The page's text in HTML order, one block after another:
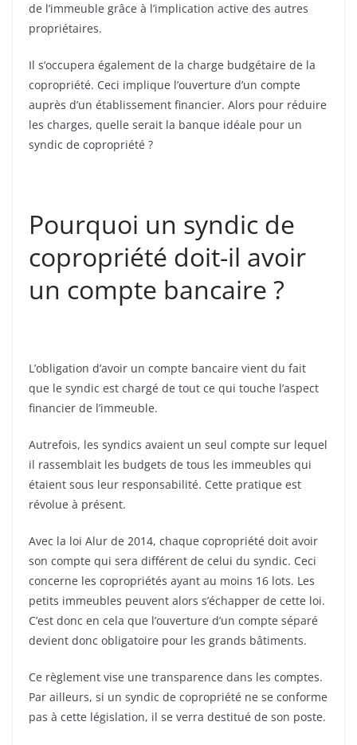
de l’immeuble grâce à l’implication active des autres
propriétaires.
Il s’occupera également de la charge budgétaire de la
copropriété. Ceci implique l’ouverture d’un compte
auprès d’un établissement financier. Alors pour réduire
les charges, quelle serait la banque idéale pour un
syndic de copropriété ?
Pourquoi un syndic de
copropriété doit-il avoir
un compte bancaire ?
L’obligation d’avoir un compte bancaire vient du fait
que le syndic est chargé de tout ce qui touche l’aspect
financier de l’immeuble.
Autrefois, les syndics avaient un seul compte sur lequel
il rassemblait les budgets de tous les immeubles qui
étaient sous leur responsabilité. Cette pratique est
révolue à présent.
Avec la loi Alur de 2014, chaque copropriété doit avoir
son compte qui sera différent de celui du syndic. Ceci
concerne les copropriétés ayant au moins 16 lots. Les
petits immeubles peuvent alors s’échapper de cette loi.
C’est donc en cela que l’ouverture d’un compte séparé
devient donc obligatoire pour les grands bâtiments.
Ce règlement vise une transparence dans les comptes.
Par ailleurs, si un syndic de copropriété ne se conforme
pas à cette législation, il se verra destitué de son poste.